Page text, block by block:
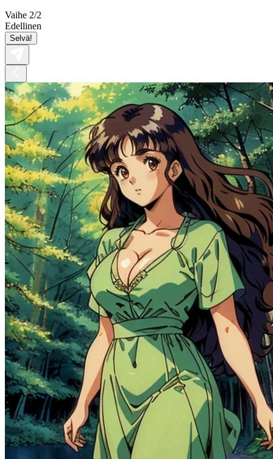
Vaihe 2/2
Edellinen
Selvä!